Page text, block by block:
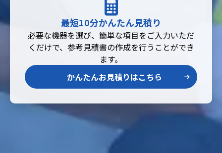
最短10分かんたん見積り
必要な機器を選び、簡単な項目をご入力いただ
くだけで、参考見積書の作成を行うことができ
ます。
かんたんお見積りはこちら